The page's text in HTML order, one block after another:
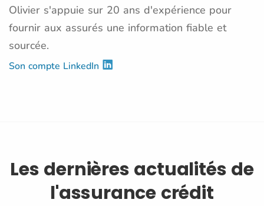
Olivier s'appuie sur 20 ans d'expérience pour
fournir aux assurés une information fiable et
sourcée.
Son compte LinkedIn
Les dernières actualités de
l'assurance crédit